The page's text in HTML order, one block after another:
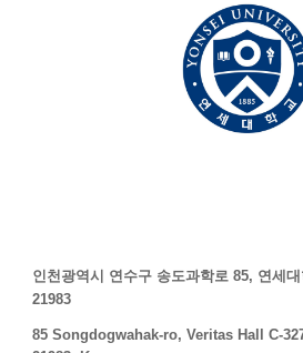
인천광역시 연수구 송도과학로 85, 연세
21983
85 Songdogwahak-ro, Veritas Hall C-